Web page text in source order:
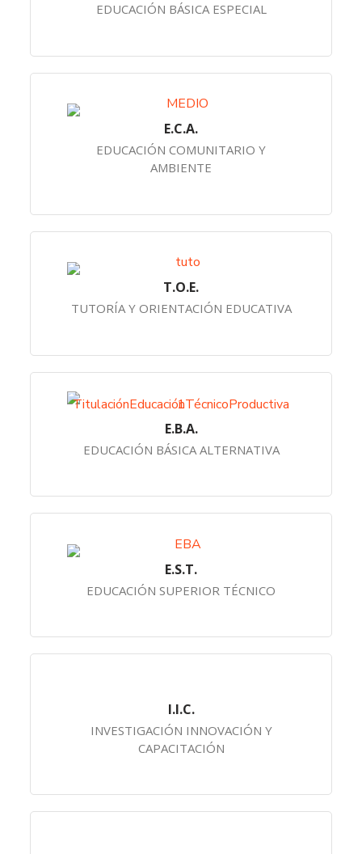
EDUCACIÓN BÁSICA ESPECIAL
E.C.A.
EDUCACIÓN COMUNITARIO Y
AMBIENTE
T.O.E.
TUTORÍA Y ORIENTACIÓN EDUCATIVA
E.B.A.
EDUCACIÓN BÁSICA ALTERNATIVA
E.S.T.
EDUCACIÓN SUPERIOR TÉCNICO
I.I.C.
INVESTIGACIÓN INNOVACIÓN Y
CAPACITACIÓN